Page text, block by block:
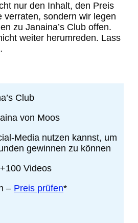
nur den Inhalt, den Preis
verraten, sondern wir legen
zu Janaina’s Club offen.
weiter herumreden. Lass
Club
von Moos
Media nutzen kannst, um
gewinnen zu können
Videos
– Preis prüfen*